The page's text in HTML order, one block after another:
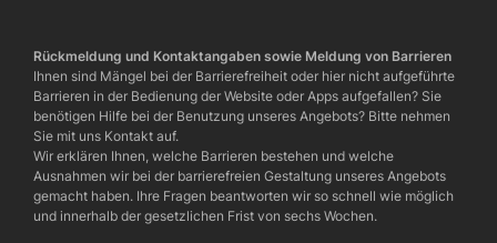
Rückmeldung und Kontaktangaben sowie Meldung von Barrieren
Ihnen sind Mängel bei der Barrierefreiheit oder hier nicht aufgeführte
Barrieren in der Bedienung der Website oder Apps aufgefallen? Sie
benötigen Hilfe bei der Benutzung unseres Angebots? Bitte nehmen
Sie mit uns Kontakt auf.
Wir erklären Ihnen, welche Barrieren bestehen und welche
Ausnahmen wir bei der barrierefreien Gestaltung unseres Angebots
gemacht haben. Ihre Fragen beantworten wir so schnell wie möglich
und innerhalb der gesetzlichen Frist von sechs Wochen.